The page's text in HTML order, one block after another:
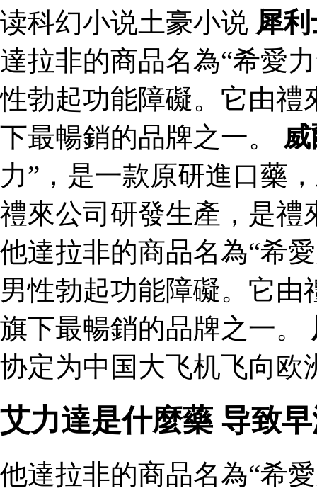
读科幻小说土豪小说 犀
達拉非的商品名為“希愛
性勃起功能障礙。它由禮
下最暢銷的品牌之一。
力”，是一款原研進口藥
禮來公司研發生產，是禮
他達拉非的商品名為“希
男性勃起功能障礙。它
旗下最暢銷的品牌之一。
协定为中国大飞机飞向欧
艾力達是什麼藥 导致
他達拉非的商品名為“希